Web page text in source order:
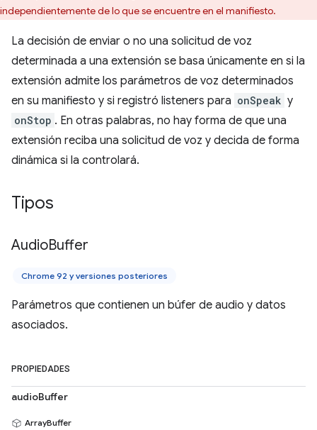
independientemente de lo que se encuentre en el manifiesto.
La decisión de enviar o no una solicitud de voz
determinada a una extensión se basa únicamente en si la
extensión admite los parámetros de voz determinados
en su manifiesto y si registró listeners para onSpeak y
onStop . En otras palabras, no hay forma de que una
extensión reciba una solicitud de voz y decida de forma
dinámica si la controlará.
Tipos
AudioBuffer
Chrome 92 y versiones posteriores
Parámetros que contienen un búfer de audio y datos
asociados.
PROPIEDADES
audioBuffer
ArrayBuffer